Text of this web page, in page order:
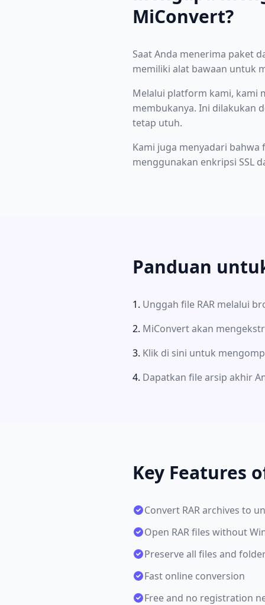
MiConvert?
Saat Anda menerima paket
memiliki alat bawaan untuk
Melalui platform kami, kami
membukanya. Ini dilakukan
tetap utuh.
Kami juga menyadari
menggunakan enkripsi SSL
Panduan
Unggah file RAR melalui
MiConvert akan
Klik di sini untuk
Dapatkan file arsip akhir
Key Features
Convert RAR archives to
Open RAR files without
Preserve all files and
Fast online conversion
Free and no registration